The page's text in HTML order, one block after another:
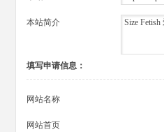
本站简介
填写申请信息：
网站名称
网站首页